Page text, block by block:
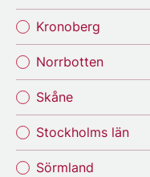
Kronoberg
Norrbotten
Skåne
Stockholms län
Sörmland